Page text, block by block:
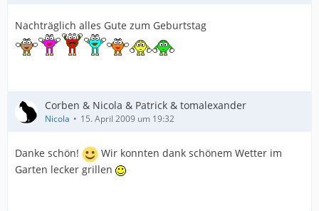
Nachträglich alles Gute zum Geburtstag
Corben & Nicola & Patrick & tomalexander
Nicola 15. April 2009 um 19:32
Danke schön!
Wir konnten dank schönem Wetter im
Garten lecker grillen